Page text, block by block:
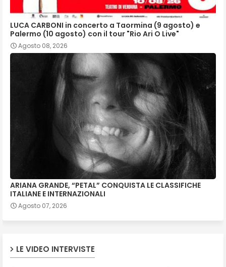
LUCA CARBONI in concerto a Taormina (9 agosto) e
Palermo (10 agosto) con il tour "Rio Ari O Live"
Agosto 08, 2026
ARIANA GRANDE, “PETAL” CONQUISTA LE CLASSIFICHE
ITALIANE E INTERNAZIONALI
Agosto 07, 2026
LE VIDEO INTERVISTE